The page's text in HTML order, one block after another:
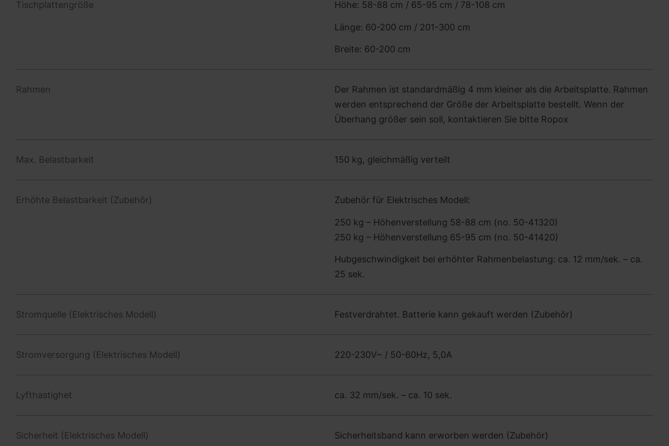
Tischplattengröße Höhe: 58-88 cm / 65-95 cm / 78-108 cm
Länge: 60-200 cm / 201-300 cm
Breite: 60-200 cm
Rahmen
Der Rahmen ist standardmäßig 4 mm kleiner als die Arbeitsplatte. Rahmen
werden entsprechend der Größe der Arbeitsplatte bestellt. Wenn der
Überhang größer sein soll, kontaktieren Sie bitte Ropox
Max. Belastbarkeit 150 kg, gleichmäßig verteilt
Erhöhte Belastbarkeit (Zubehör) Zubehör für Elektrisches Modell:
250 kg – Höhenverstellung 58-88 cm (no. 50-41320)
250 kg – Höhenverstellung 65-95 cm (no. 50-41420)
Hubgeschwindigkeit bei erhöhter Rahmenbelastung: ca. 12 mm/sek. – ca.
25 sek.
Stromquelle (Elektrisches Modell) Festverdrahtet. Batterie kann gekauft werden (Zubehör)
Stromversorgung (Elektrisches Modell) 220-230V~ / 50-60Hz, 5,0A
Lyfthastighet ca. 32 mm/sek. – ca. 10 sek.
Sicherheit (Elektrisches Modell) Sicherheitsband kann erworben werden (Zubehör)